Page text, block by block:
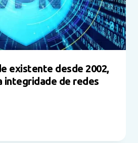
existente desde 2002,
integridade de redes